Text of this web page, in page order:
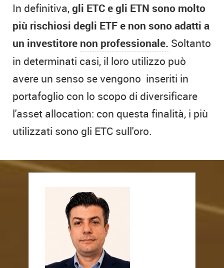
In definitiva,gli ETC e gli ETN sono molto
più rischiosi degli ETF e non sono adatti a
un investitore non professionale. Soltanto
in determinati casi, il loro utilizzo può
avere un senso se vengono inseriti in
portafoglio con lo scopo di diversificare
l'asset allocation: con questa finalità, i più
utilizzati sono gli ETC sull'oro.